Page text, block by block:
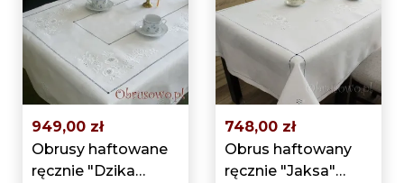
949,00 zł
Obrusy haftowane
ręcznie "Dzika
748,00 zł
Obrus haftowany
ręcznie "Jaksa"